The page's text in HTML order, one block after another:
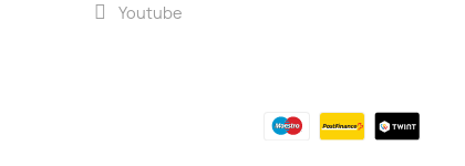
Youtube